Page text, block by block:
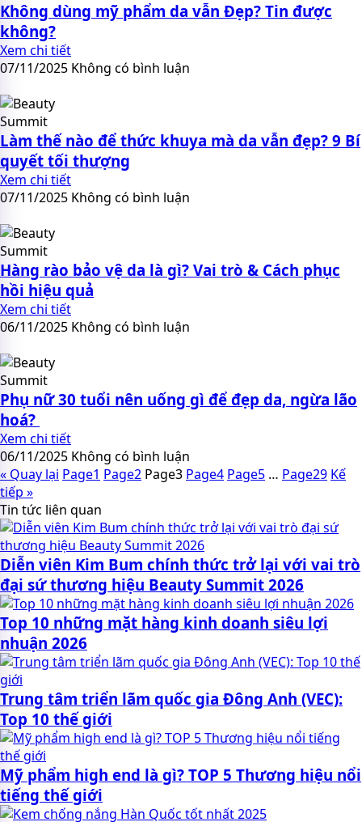
Không dùng mỹ phẩm da vẫn Đẹp? Tin được
không?
Xem chi tiết
07/11/2025 Không có bình luận
Làm thế nào để thức khuya mà da vẫn đẹp? 9 Bí
quyết tối thượng
Xem chi tiết
07/11/2025 Không có bình luận
Hàng rào bảo vệ da là gì? Vai trò & Cách phục
hồi hiệu quả
Xem chi tiết
06/11/2025 Không có bình luận
Phụ nữ 30 tuổi nên uống gì để đẹp da, ngừa lão
hoá?
Xem chi tiết
06/11/2025 Không có bình luận
« Quay lại Page1 Page2 Page3 Page4 Page5 … Page29 Kế
tiếp »
Tin tức liên quan
Diễn viên Kim Bum chính thức trở lại với vai trò
đại sứ thương hiệu Beauty Summit 2026
Top 10 những mặt hàng kinh doanh siêu lợi
nhuận 2026
Trung tâm triển lãm quốc gia Đông Anh (VEC):
Top 10 thế giới
Mỹ phẩm high end là gì? TOP 5 Thương hiệu nổi
tiếng thế giới